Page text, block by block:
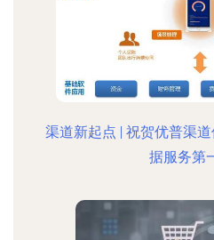
渠道新起点 | 祝贺优普渠
据服务第